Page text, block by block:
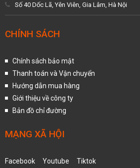
Số 40 Dốc Lã, Yên Viên, Gia Lâm, Hà Nội
CHÍNH SÁCH
Chính sách bảo mật
Thanh toán và Vận chuyển
Hướng dẫn mua hàng
Giới thiệu về công ty
Bản đồ chỉ đường
MẠNG XÃ HỘI
Facebook Youtube Tiktok